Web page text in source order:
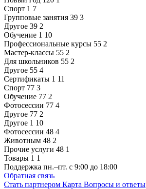
Спорт 1 7
Групповые занятия 39 3
Другое 39 2
Обучение 1 10
Профессиональные курсы 55 2
Мастер-классы 55 2
Для школьников 55 2
Другое 55 4
Сертификаты 1 11
Спорт 77 3
Обучение 77 2
Фотосессии 77 4
Другое 77 2
Другое 1 10
Фотосессии 48 4
Животным 48 2
Прочие услуги 48 1
Товары 1 1
Поддержка пн.–пт. с 9:00 до 18:00
Обратная связь
Стать партнером Карта Вопросы и ответы